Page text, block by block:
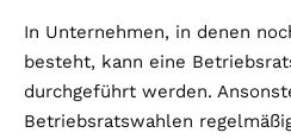
In Unternehmen, in denen
besteht, kann eine
durchgeführt werden.
Betriebsratswahlen